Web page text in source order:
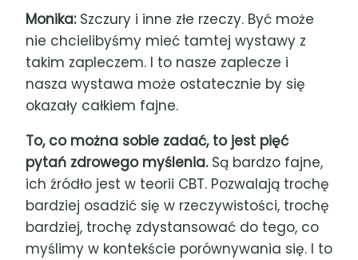
Monika: Szczury i inne złe rzeczy. Być może
nie chcielibyśmy mieć tamtej wystawy z
takim zapleczem. I to nasze zaplecze i
nasza wystawa może ostatecznie by się
okazały całkiem fajne.
To, co można sobie zadać, to jest pięć
pytań zdrowego myślenia.Są bardzo fajne,
ich źródło jest w teorii CBT. Pozwalają trochę
bardziej osadzić się w rzeczywistości, trochę
bardziej, trochę zdystansować do tego, co
myślimy w kontekście porównywania się. I to